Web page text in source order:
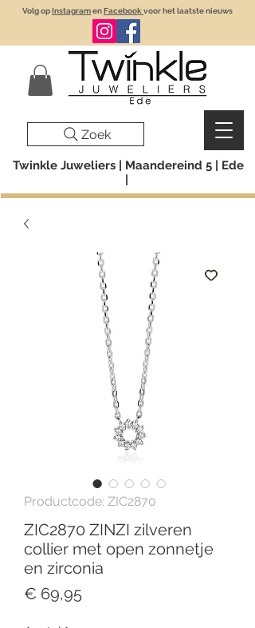
Twinkle Juweliers | Maandereind 5 | Ede
Volg opInstagramenFacebook voor het laatste nieuws
Zoek
Productcode: ZIC2870
ZIC2870 ZINZI zilveren
collier met open zonnetje
en zirconia
€ 69,95Prijs